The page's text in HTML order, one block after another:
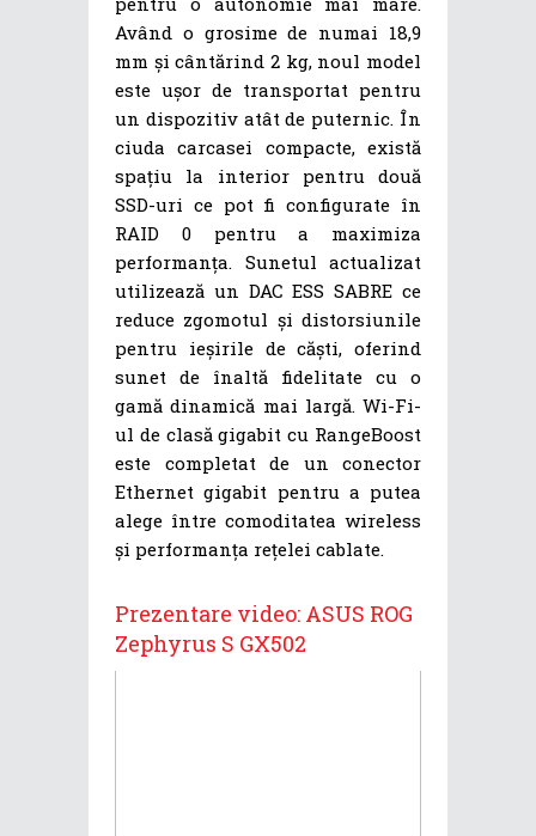
Având o grosime de numai 18,9
mm și cântărind 2 kg, noul model
este ușor de transportat pentru
un dispozitiv atât de puternic. În
ciuda carcasei compacte, există
spațiu la interior pentru două
SSD-uri ce pot fi configurate în
RAID 0 pentru a maximiza
performanța. Sunetul actualizat
utilizează un DAC ESS SABRE ce
reduce zgomotul și distorsiunile
pentru ieșirile de căști, oferind
sunet de înaltă fidelitate cu o
gamă dinamică mai largă. Wi-Fi-
ul de clasă gigabit cu RangeBoost
este completat de un conector
Ethernet gigabit pentru a putea
alege între comoditatea wireless
și performanța rețelei cablate.
Prezentare video: ASUS ROG
Zephyrus S GX502